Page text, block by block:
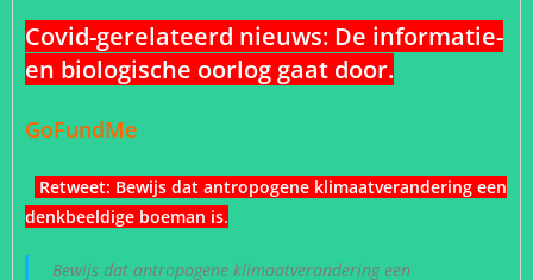
Covid-gerelateerd nieuws: De informatie-
en biologische oorlog gaat door.
GoFundMe
Retweet: Bewijs dat antropogene klimaatverandering een
denkbeeldige boeman is.
Bewijs dat antropogene klimaatverandering een